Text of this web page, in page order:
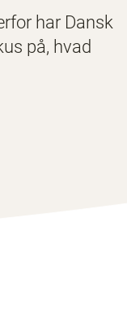
har Dansk
på, hvad